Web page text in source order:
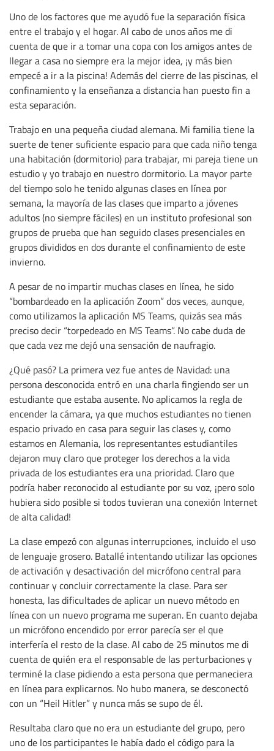
Uno de los factores que me ayudó fue la separación física
entre el trabajo y el hogar. Al cabo de unos años me di
cuenta de que ir a tomar una copa con los amigos antes de
llegar a casa no siempre era la mejor idea, ¡y más bien
empecé a ir a la piscina! Además del cierre de las piscinas, el
confinamiento y la enseñanza a distancia han puesto fin a
esta separación.
Trabajo en una pequeña ciudad alemana. Mi familia tiene la
suerte de tener suficiente espacio para que cada niño tenga
una habitación (dormitorio) para trabajar, mi pareja tiene un
estudio y yo trabajo en nuestro dormitorio. La mayor parte
del tiempo solo he tenido algunas clases en línea por
semana, la mayoría de las clases que imparto a jóvenes
adultos (no siempre fáciles) en un instituto profesional son
grupos de prueba que han seguido clases presenciales en
grupos divididos en dos durante el confinamiento de este
invierno.
A pesar de no impartir muchas clases en línea, he sido
“bombardeado en la aplicación Zoom” dos veces, aunque,
como utilizamos la aplicación MS Teams, quizás sea más
preciso decir “torpedeado en MS Teams”. No cabe duda de
que cada vez me dejó una sensación de naufragio.
¿Qué pasó? La primera vez fue antes de Navidad: una
persona desconocida entró en una charla fingiendo ser un
estudiante que estaba ausente. No aplicamos la regla de
encender la cámara, ya que muchos estudiantes no tienen
espacio privado en casa para seguir las clases y, como
estamos en Alemania, los representantes estudiantiles
dejaron muy claro que proteger los derechos a la vida
privada de los estudiantes era una prioridad. Claro que
podría haber reconocido al estudiante por su voz, ¡pero solo
hubiera sido posible si todos tuvieran una conexión Internet
de alta calidad!
La clase empezó con algunas interrupciones, incluido el uso
de lenguaje grosero. Batallé intentando utilizar las opciones
de activación y desactivación del micrófono central para
continuar y concluir correctamente la clase. Para ser
honesta, las dificultades de aplicar un nuevo método en
línea con un nuevo programa me superan. En cuanto dejaba
un micrófono encendido por error parecía ser el que
interfería el resto de la clase. Al cabo de 25 minutos me di
cuenta de quién era el responsable de las perturbaciones y
terminé la clase pidiendo a esta persona que permaneciera
en línea para explicarnos. No hubo manera, se desconectó
con un “Heil Hitler” y nunca más se supo de él.
Resultaba claro que no era un estudiante del grupo, pero
uno de los participantes le había dado el código para la